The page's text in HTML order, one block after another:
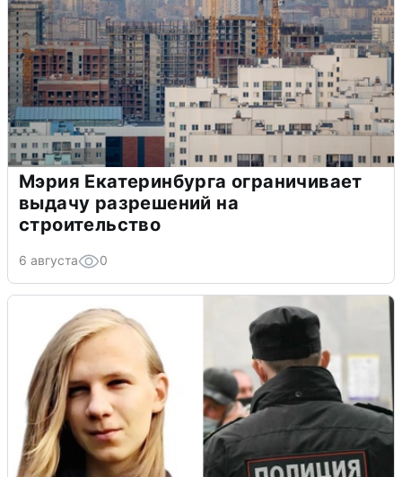
Мэрия Екатеринбурга ограничивает
выдачу разрешений на
строительство
6 августа 0